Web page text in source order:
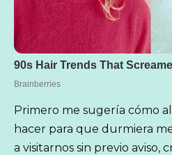
Primero me sugería cómo
hacer para que durmiera
a visitarnos sin previo aviso,